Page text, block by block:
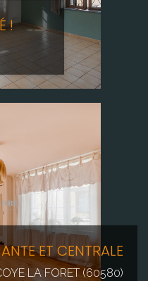
!
ET CENTRALE
LA FORET (60580)